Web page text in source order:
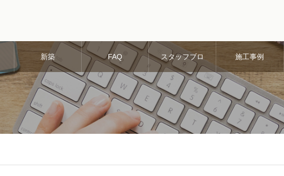
新築 FAQ スタッフブロ
グ
施工事例